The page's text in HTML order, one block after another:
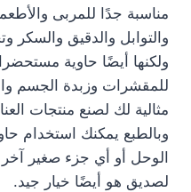
مناسبة جدًا للمربى
والتوابل والدقيق والسكر
ولكنها أيضًا حاوية
للمقشرات وزبدة الجسم
مثالية لك لصنع منتجات
وبالطبع يمكنك استخدام
الوحل أو أي جزء صغير
لصديق هو أيضًا خيار جيد.